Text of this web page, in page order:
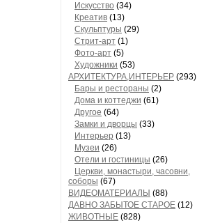
Искусство (34)
Креатив (13)
Скульптуры (29)
Стрит-арт (1)
Фото-арт (5)
Художники (53)
АРХИТЕКТУРА,ИНТЕРЬЕР (293)
Бары и рестораны (2)
Дома и коттеджи (61)
Другое (64)
Замки и дворцы (33)
Интерьер (13)
Музеи (26)
Отели и гостиницы (26)
Церкви, монастыри, часовни,
соборы (67)
ВИДЕОМАТЕРИАЛЫ (88)
ДАВНО ЗАБЫТОЕ СТАРОЕ (12)
ЖИВОТНЫЕ (828)